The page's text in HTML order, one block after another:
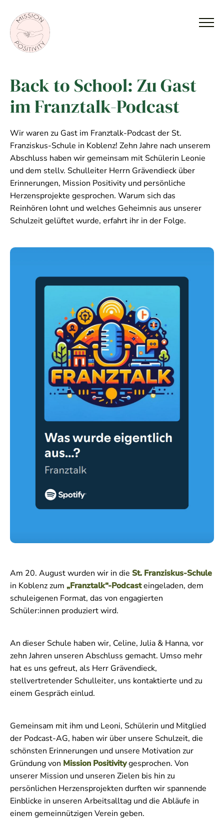
Back to School: Zu Gast
im Franztalk-Podcast
Wir waren zu Gast im Franztalk-Podcast der St.
Franziskus-Schule in Koblenz! Zehn Jahre nach unserem
Abschluss haben wir gemeinsam mit Schülerin Leonie
und dem stellv. Schulleiter Herrn Grävendieck über
Erinnerungen, Mission Positivity und persönliche
Herzensprojekte gesprochen. Warum sich das
Reinhören lohnt und welches Geheimnis aus unserer
Schulzeit gelüftet wurde, erfahrt ihr in der Folge.
Am 20. August wurden wir in die St. Franziskus-Schule
in Koblenz zum „Franztalk“-Podcasteingeladen, dem
schuleigenen Format, das von engagierten
Schüler:innen produziert wird.
An dieser Schule haben wir, Celine, Julia & Hanna, vor
zehn Jahren unseren Abschluss gemacht. Umso mehr
hat es uns gefreut, als Herr Grävendieck,
stellvertretender Schulleiter, uns kontaktierte und zu
einem Gespräch einlud.
Gemeinsam mit ihm und Leoni, Schülerin und Mitglied
der Podcast-AG, haben wir über unsere Schulzeit, die
schönsten Erinnerungen und unsere Motivation zur
Gründung von Mission Positivitygesprochen. Von
unserer Mission und unseren Zielen bis hin zu
persönlichen Herzensprojekten durften wir spannende
Einblicke in unseren Arbeitsalltag und die Abläufe in
einem gemeinnützigen Verein geben.